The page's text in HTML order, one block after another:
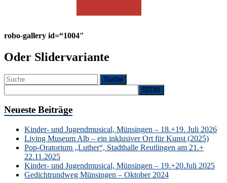
robo-gallery id=“1004″
Oder Slidervariante
Neueste Beiträge
Kinder- und Jugendmusical, Münsingen – 18.+19. Juli 2026
Living Museum Alb – ein inklusiver Ort für Kunst (2025)
Pop-Oratorium „Luther“, Stadthalle Reutlingen am 21.+
22.11.2025
Kinder- und Jugendmusical, Münsingen – 19.+20.Juli 2025
Gedichtrundweg Münsingen – Oktober 2024